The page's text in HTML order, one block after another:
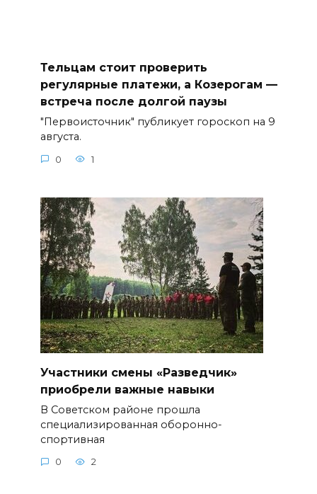
Тельцам стоит проверить
регулярные платежи, а Козерогам —
встреча после долгой паузы
"Первоисточник" публикует гороскоп на 9
августа.
0 1
Участники смены «Разведчик»
приобрели важные навыки
В Советском районе прошла
специализированная оборонно-
спортивная
0 2